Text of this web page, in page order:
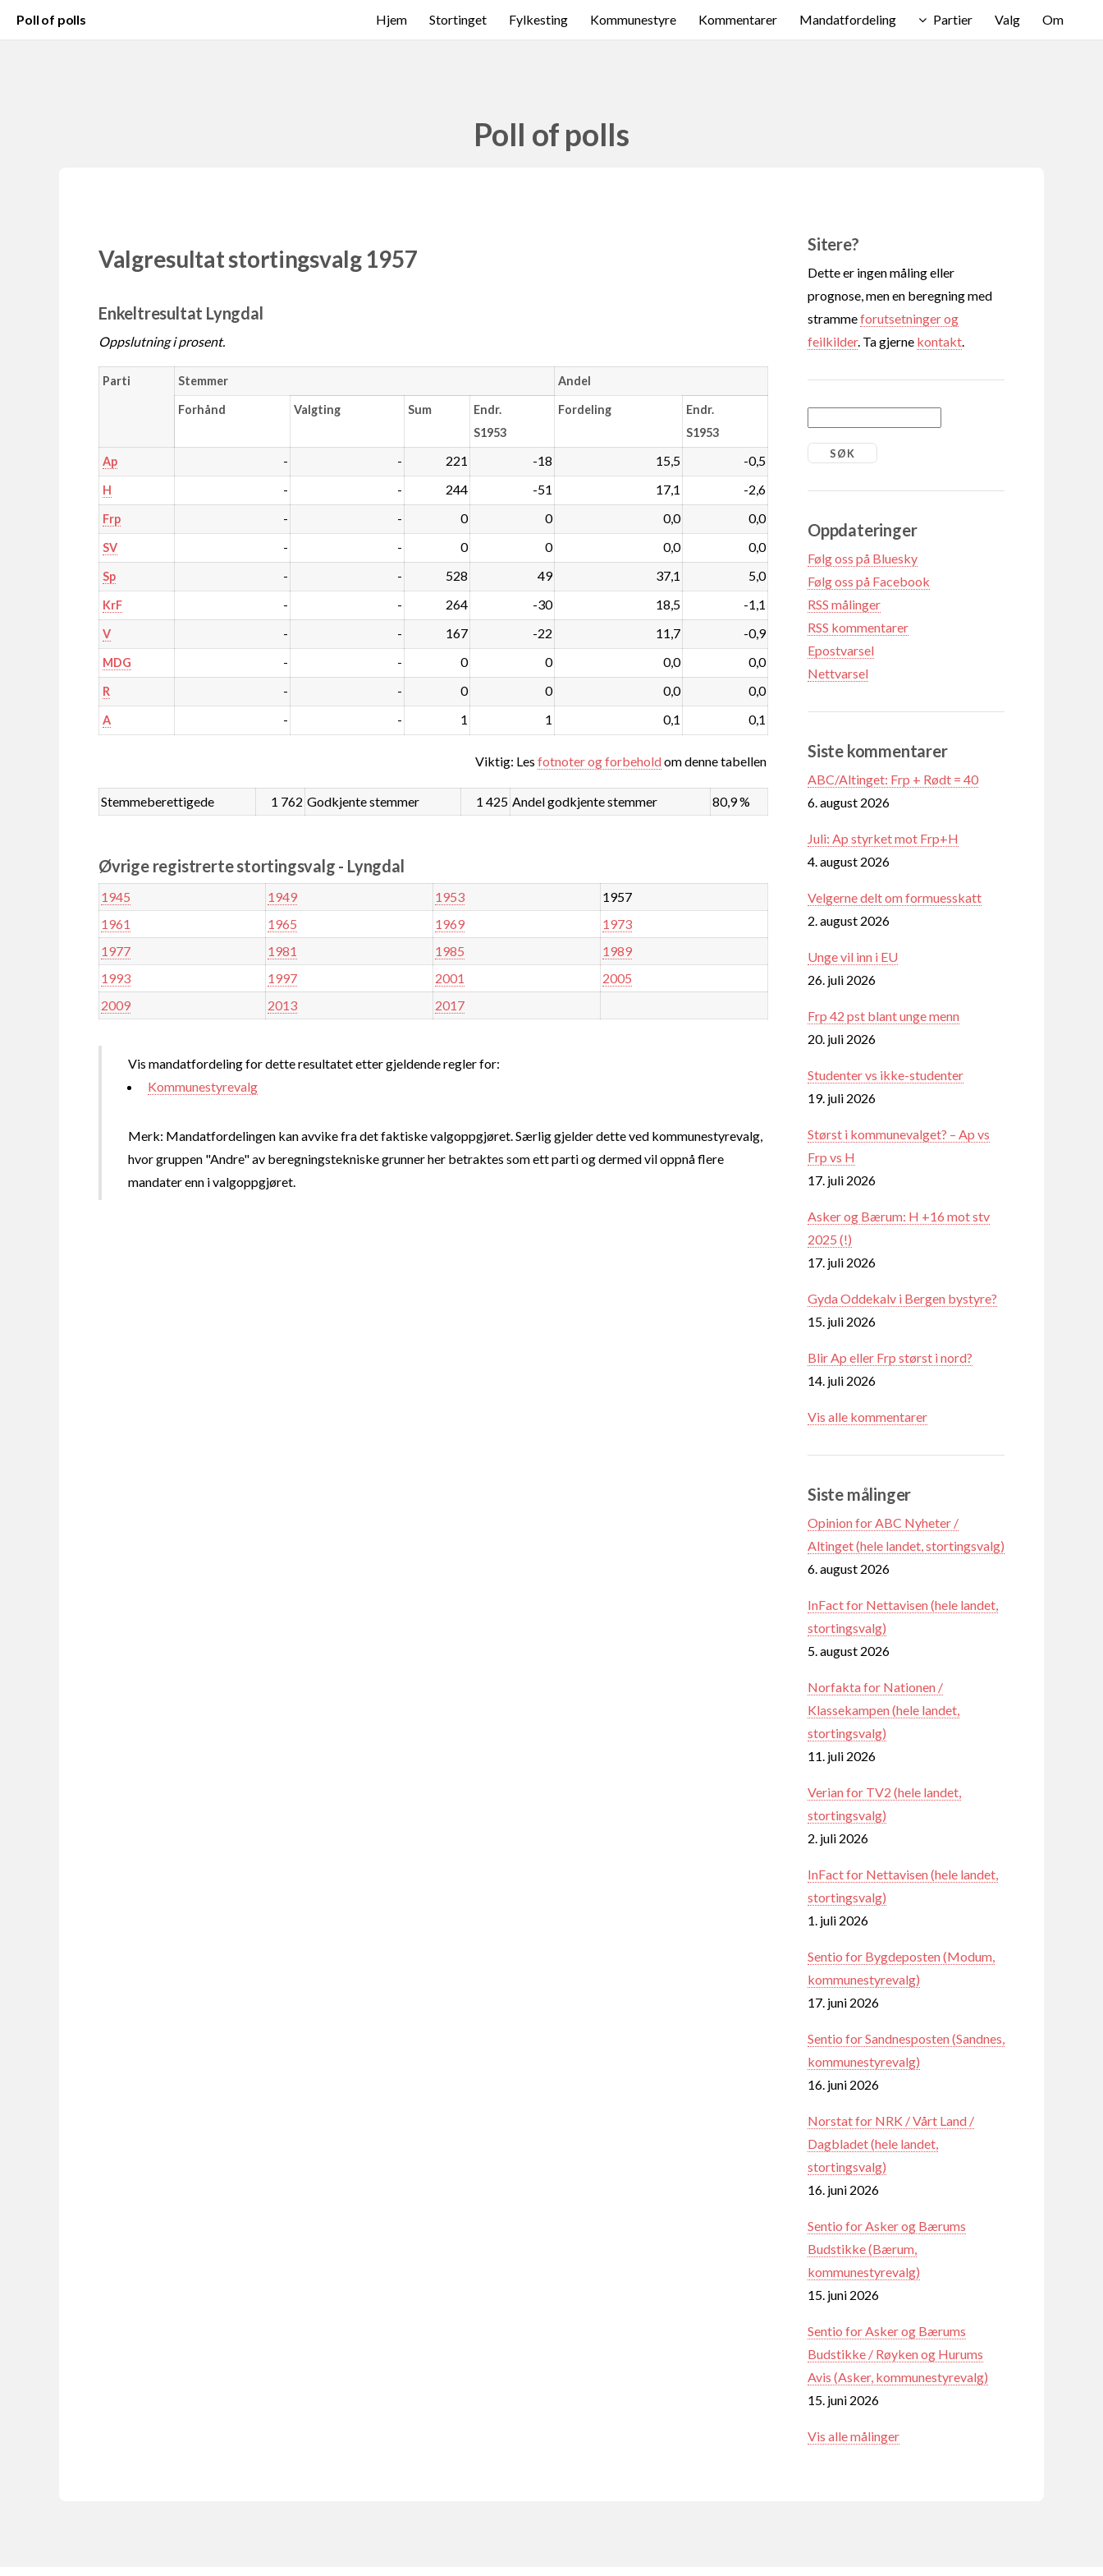
Poll of polls Hjem Stortinget Fylkesting Kommunestyre Kommentarer Mandatfordeling Partier Valg Om
Poll of polls
Valgresultat stortingsvalg 1957
Enkeltresultat Lyngdal
Oppslutning i prosent.
Parti Stemmer Andel
Forhånd Valgting Sum
Endr.
S1953
Fordeling
Endr.
S1953
Ap - - 221 -18 15,5 -0,5
H - - 244 -51 17,1 -2,6
Frp - - 0 0 0,0 0,0
SV - - 0 0 0,0 0,0
Sp - - 528 49 37,1 5,0
KrF - - 264 -30 18,5 -1,1
V - - 167 -22 11,7 -0,9
MDG - - 0 0 0,0 0,0
R - - 0 0 0,0 0,0
A - - 1 1 0,1 0,1
Viktig: Les fotnoter og forbeholdom denne tabellen
Stemmeberettigede 1 762 Godkjente stemmer 1 425 Andel godkjente stemmer 80,9 %
Øvrige registrerte stortingsvalg - Lyngdal
1945 1949 1953
1957
1961
1965 1969
1973
1977
1981 1985
1989
1993
1997 2001
2005
2009
2013 2017
Vis mandatfordeling for dette resultatet etter gjeldende regler for:
Kommunestyrevalg
Merk: Mandatfordelingen kan avvike fra det faktiske valgoppgjøret. Særlig gjelder dette ved kommunestyrevalg,
hvor gruppen "Andre" av beregningstekniske grunner her betraktes som ett parti og dermed vil oppnå flere
mandater enn i valgoppgjøret.
Sitere?
Dette er ingen måling eller
prognose, men en beregning med
strammeforutsetninger og
feilkilder. Ta gjerne kontakt
Oppdateringer
Følg oss på Bluesky
Følg oss på Facebook
RSS målinger
RSS kommentarer
Epostvarsel
Nettvarsel
Siste kommentarer
ABC/Altinget: Frp + Rødt = 40
6. august 2026
Juli: Ap styrket mot Frp+H
4. august 2026
Velgerne delt om formuesskatt
2. august 2026
Unge vil inn i EU
26. juli 2026
Frp 42 pst blant unge menn
20. juli 2026
Studenter vs ikke-studenter
19. juli 2026
Størst i kommunevalget? – Ap vs
Frp vs H
17. juli 2026
Asker og Bærum: H +16 mot stv
2025 (!)
17. juli 2026
Gyda Oddekalv i Bergen bystyre?
15. juli 2026
Blir Ap eller Frp størst i nord?
14. juli 2026
Vis alle kommentarer
Siste målinger
Opinion for ABC Nyheter /
Altinget (hele landet, stortingsvalg)
6. august 2026
InFact for Nettavisen (hele landet,
stortingsvalg)
5. august 2026
Norfakta for Nationen /
Klassekampen (hele landet,
stortingsvalg)
11. juli 2026
Verian for TV2 (hele landet,
stortingsvalg)
2. juli 2026
InFact for Nettavisen (hele landet,
stortingsvalg)
1. juli 2026
Sentio for Bygdeposten (Modum,
kommunestyrevalg)
17. juni 2026
Sentio for Sandnesposten (Sandnes,
kommunestyrevalg)
16. juni 2026
Norstat for NRK / Vårt Land /
Dagbladet (hele landet,
stortingsvalg)
16. juni 2026
Sentio for Asker og Bærums
Budstikke (Bærum,
kommunestyrevalg)
15. juni 2026
Sentio for Asker og Bærums
Budstikke / Røyken og Hurums
Avis (Asker, kommunestyrevalg)
15. juni 2026
Vis alle målinger